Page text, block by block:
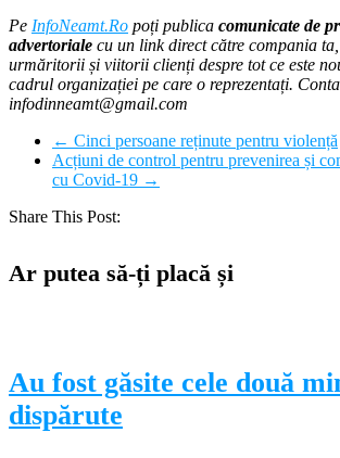
Pe InfoNeamt.Ro poți publica comunicate de
advertoriale cu un link direct către compania
urmăritorii și viitorii clienți despre tot ce este
cadrul organizației pe care o reprezentați.
infodinneamt@gmail.com
← Cinci persoane reținute pentru violență
Acțiuni de control pentru prevenirea și
cu Covid-19 →
Share This Post:
Ar putea să-ți placă și
Au fost găsite cele două
dispărute